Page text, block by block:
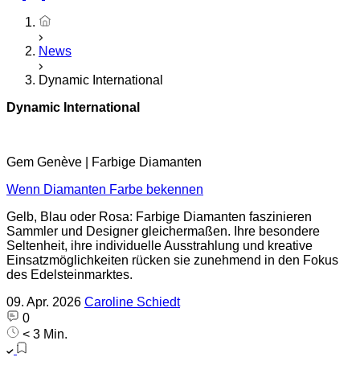
Startseite
News
Dynamic International
Dynamic International
Gem Genève | Farbige Diamanten
Wenn Diamanten Farbe bekennen
Gelb, Blau oder Rosa: Farbige Diamanten faszinieren
Sammler und Designer gleichermaßen. Ihre besondere
Seltenheit, ihre individuelle Ausstrahlung und kreative
Einsatzmöglichkeiten rücken sie zunehmend in den Fokus
des Edelsteinmarktes.
09. Apr. 2026 Caroline Schiedt
0
< 3 Min.